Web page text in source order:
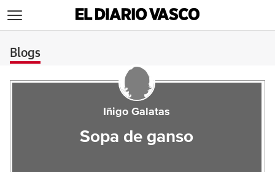
Blogs
Iñigo Galatas
Sopa de ganso